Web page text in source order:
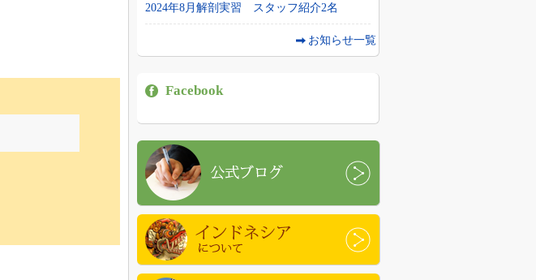
2024年8月解剖実習 スタッフ紹介2名
お知らせ一覧
Facebook
公式ブログ
インドネシアについて